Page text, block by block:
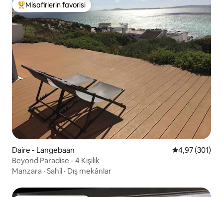
Misafirlerin favorilerinden en beğenilenler arasında
Misafirlerin favorisi
Daire - Langebaan 5 üzerinden
4,97 (301)
Beyond Paradise - 4 Kişilik
Manzara · Sahil · Dış mekânlar